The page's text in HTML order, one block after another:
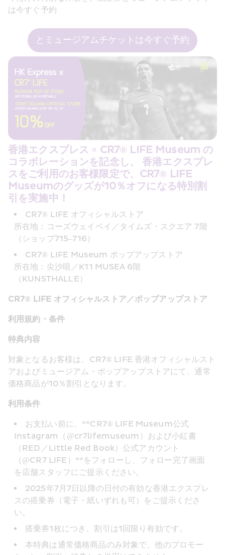
は今すぐ予約
とミュージアムチケットは今すぐ予約
香港エクスプレス × CR7® LIFE Museum の
コラボレーションを記念し、 香港エクスプレ
スをご利用のお客様限定で、CR7® LIFE
Museumのグッズが10％オフになる特別割
引を実施中！
CR7® LIFE オフィシャルストア
所在地：コーズウェイベイ／タイムズ・スクエア 7階
（ショップ715–716）
CR7® LIFE Museum ポップアップストア
所在地：尖沙咀／K11 MUSEA 6階
（KUNSTHALLE）
CR7® LIFE オフィシャルストア／ポップアップストア
利用規約・条件
特典内容
対象となるお客様は、CR7® LIFE 香港オフィシャルスト
アおよびミュージアム・ポップアップストアにて、通常
価格商品が10％割引となります。
利用条件
お支払い前に、**CR7® LIFE Museum公式
Instagram（@cr7lifemuseum）および小紅書
（RED／Little Red Book）公式アカウント
（@CR7 LIFE）**をフォローし、フォロー完了画面
を店舗スタッフにご提示ください。
2025年7月7日以降の日付の有効な香港エクスプレ
スの搭乗券（電子・紙いずれも可）をご提示くださ
い。
搭乗券1枚につき、割引は1回限り有効です。
本特典は通常価格商品のみ対象で、他のプロモー